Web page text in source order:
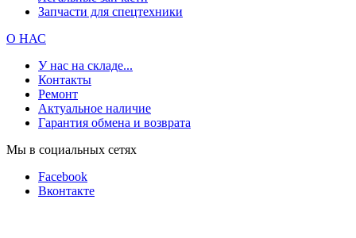
Запчасти для спецтехники
О НАС
У нас на складе...
Контакты
Ремонт
Актуальное наличие
Гарантия обмена и возврата
Мы в социальных сетях
Facebook
Вконтакте